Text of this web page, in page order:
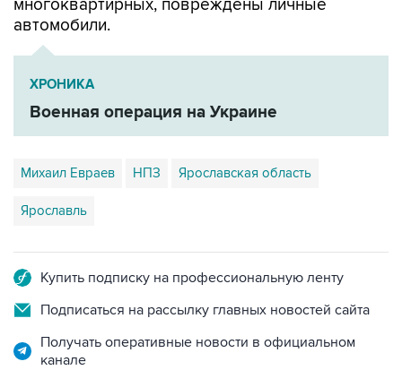
многоквартирных, повреждены личные
автомобили.
ХРОНИКА
Военная операция на Украине
Михаил Евраев НПЗ Ярославская область
Ярославль
Купить подписку на профессиональную ленту
Подписаться на рассылку главных новостей сайта
Получать оперативные новости в официальном
канале